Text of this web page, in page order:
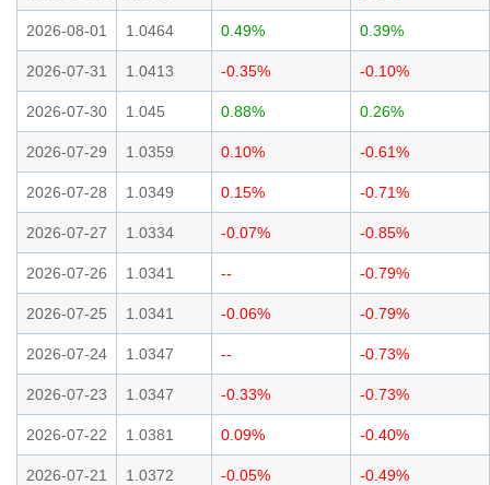
2026-08-01 1.0464 0.49% 0.39%
2026-07-31 1.0413 -0.35% -0.10%
2026-07-30 1.045 0.88% 0.26%
2026-07-29 1.0359 0.10% -0.61%
2026-07-28 1.0349 0.15% -0.71%
2026-07-27 1.0334 -0.07% -0.85%
2026-07-26 1.0341 -- -0.79%
2026-07-25 1.0341 -0.06% -0.79%
2026-07-24 1.0347 -- -0.73%
2026-07-23 1.0347 -0.33% -0.73%
2026-07-22 1.0381 0.09% -0.40%
2026-07-21 1.0372 -0.05% -0.49%